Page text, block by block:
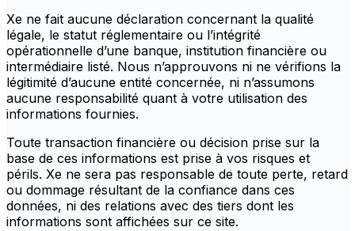
Xe ne fait aucune déclaration concernant la qualité
légale, le statut réglementaire ou l’intégrité
opérationnelle d’une banque, institution financière ou
intermédiaire listé. Nous n’approuvons ni ne vérifions la
légitimité d’aucune entité concernée, ni n’assumons
aucune responsabilité quant à votre utilisation des
informations fournies.
Toute transaction financière ou décision prise sur la
base de ces informations est prise à vos risques et
périls. Xe ne sera pas responsable de toute perte, retard
ou dommage résultant de la confiance dans ces
données, ni des relations avec des tiers dont les
informations sont affichées sur ce site.